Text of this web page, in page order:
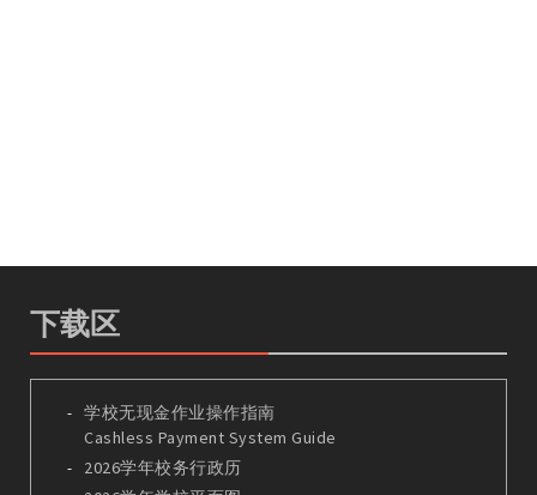
下载区
学校无现金作业操作指南
Cashless Payment System Guide
2026学年校务行政历